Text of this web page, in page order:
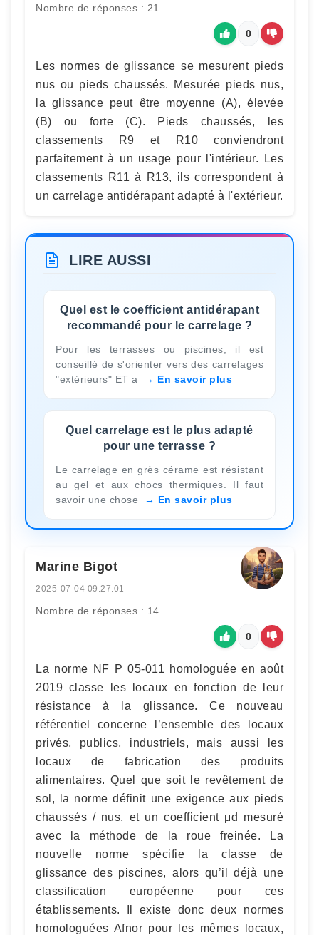
Nombre de réponses : 21
0
Les normes de glissance se mesurent pieds
nus ou pieds chaussés. Mesurée pieds nus,
la glissance peut être moyenne (A), élevée
(B) ou forte (C). Pieds chaussés, les
classements R9 et R10 conviendront
parfaitement à un usage pour l'intérieur. Les
classements R11 à R13, ils correspondent à
un carrelage antidérapant adapté à l'extérieur.
LIRE AUSSI
Quel est le coefficient antidérapant
recommandé pour le carrelage ?
Pour les terrasses ou piscines, il est
conseillé de s'orienter vers des carrelages
"extérieurs" ET a
En savoir plus
Quel carrelage est le plus adapté
pour une terrasse ?
Le carrelage en grès cérame est résistant
au gel et aux chocs thermiques. Il faut
savoir une chose
En savoir plus
Marine Bigot
2025-07-04 09:27:01
Nombre de réponses : 14
0
La norme NF P 05-011 homologuée en août
2019 classe les locaux en fonction de leur
résistance à la glissance. Ce nouveau
référentiel concerne l’ensemble des locaux
privés, publics, industriels, mais aussi les
locaux de fabrication des produits
alimentaires. Quel que soit le revêtement de
sol, la norme définit une exigence aux pieds
chaussés / nus, et un coefficient μd mesuré
avec la méthode de la roue freinée. La
nouvelle norme spécifie la classe de
glissance des piscines, alors qu’il déjà une
classification européenne pour ces
établissements. Il existe donc deux normes
homologuées Afnor pour les mêmes locaux,